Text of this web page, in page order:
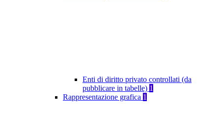
Enti di diritto privato controllati (da
pubblicare in tabelle) 1
Rappresentazione grafica 1